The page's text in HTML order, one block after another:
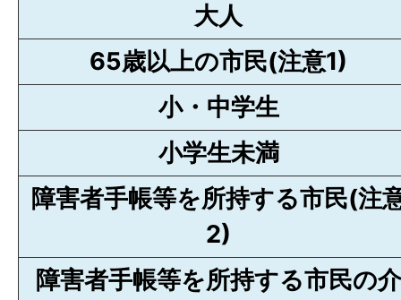
大人
65歳以上の市民(注意1)
小・中学生
小学生未満
障害者手帳等を所持する市民(注
2)
障害者手帳等を所持する市民の介